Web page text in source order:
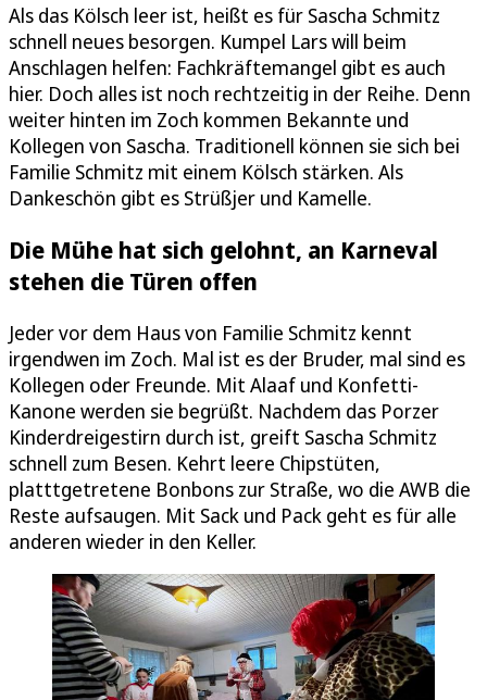
Als das Kölsch leer ist, heißt es für Sascha Schmitz
schnell neues besorgen. Kumpel Lars will beim
Anschlagen helfen: Fachkräftemangel gibt es auch
hier. Doch alles ist noch rechtzeitig in der Reihe. Denn
weiter hinten im Zoch kommen Bekannte und
Kollegen von Sascha. Traditionell können sie sich bei
Familie Schmitz mit einem Kölsch stärken. Als
Dankeschön gibt es Strüßjer und Kamelle.
Die Mühe hat sich gelohnt, an Karneval
stehen die Türen offen
Jeder vor dem Haus von Familie Schmitz kennt
irgendwen im Zoch. Mal ist es der Bruder, mal sind es
Kollegen oder Freunde. Mit Alaaf und Konfetti-
Kanone werden sie begrüßt. Nachdem das Porzer
Kinderdreigestirn durch ist, greift Sascha Schmitz
schnell zum Besen. Kehrt leere Chipstüten,
platttgetretene Bonbons zur Straße, wo die AWB die
Reste aufsaugen. Mit Sack und Pack geht es für alle
anderen wieder in den Keller.